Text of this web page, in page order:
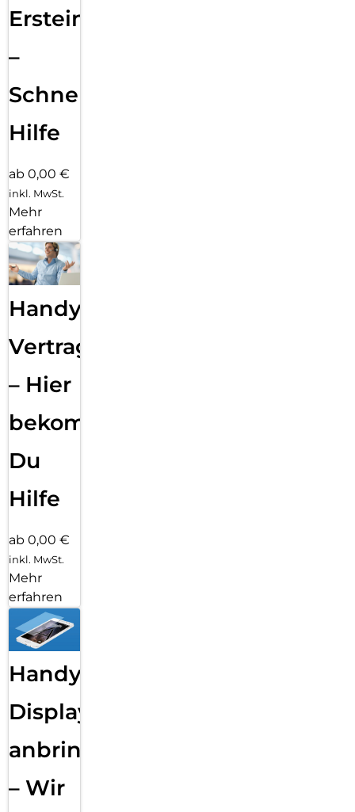
Ersteinrichtung
–
Schnelle
Hilfe
ab 0,00 €
inkl. MwSt.
Mehr
erfahren
Handy
Vertragsabwicklung
– Hier
bekommst
Du
Hilfe
ab 0,00 €
inkl. MwSt.
Mehr
erfahren
Handy
Displayfolie
anbringen
– Wir